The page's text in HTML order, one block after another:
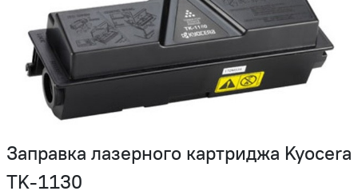
Заправка лазерного картриджа Kyocera
TK-1130